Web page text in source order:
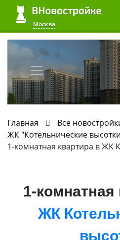
Москва
Главная
Все
ЖК "Котельнические
1-комнатная квартира вЖК
1-комнатная
ЖК